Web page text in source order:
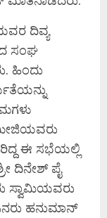
ದಿವ್ಯ
ಸಂಘ
ಹಿಂದು
ಈ ಸಭೆಯಲ್ಲಿ
ದಿನೇಶ್ ಪೈ
ಸ್ವಾಮಿಯವರು
ಹನುಮಾನ್